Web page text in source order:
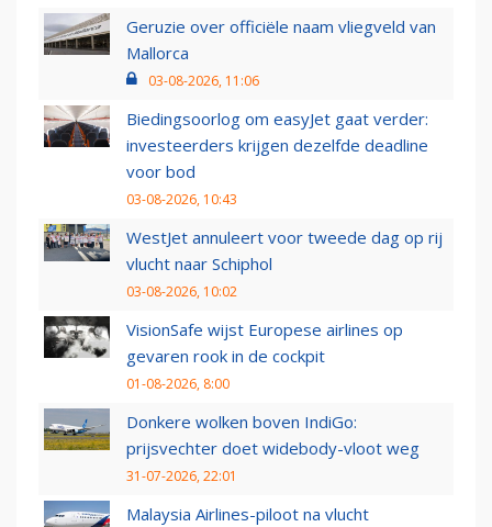
Geruzie over officiële naam vliegveld van
Mallorca
03-08-2026, 11:06
Biedingsoorlog om easyJet gaat verder:
investeerders krijgen dezelfde deadline
voor bod
03-08-2026, 10:43
WestJet annuleert voor tweede dag op rij
vlucht naar Schiphol
03-08-2026, 10:02
VisionSafe wijst Europese airlines op
gevaren rook in de cockpit
01-08-2026, 8:00
Donkere wolken boven IndiGo:
prijsvechter doet widebody-vloot weg
31-07-2026, 22:01
Malaysia Airlines-piloot na vlucht